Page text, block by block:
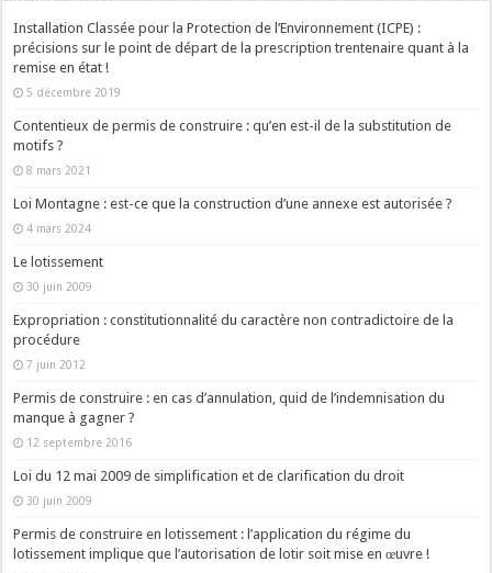
Installation Classée pour la Protection de l’Environnement (ICPE) :
précisions sur le point de départ de la prescription trentenaire quant à la
remise en état !
5 décembre 2019
Contentieux de permis de construire : qu’en est-il de la substitution de
motifs ?
8 mars 2021
Loi Montagne : est-ce que la construction d’une annexe est autorisée ?
4 mars 2024
Le lotissement
30 juin 2009
Expropriation : constitutionnalité du caractère non contradictoire de la
procédure
7 juin 2012
Permis de construire : en cas d’annulation, quid de l’indemnisation du
manque à gagner ?
12 septembre 2016
Loi du 12 mai 2009 de simplification et de clarification du droit
30 juin 2009
Permis de construire en lotissement : l’application du régime du
lotissement implique que l’autorisation de lotir soit mise en œuvre !